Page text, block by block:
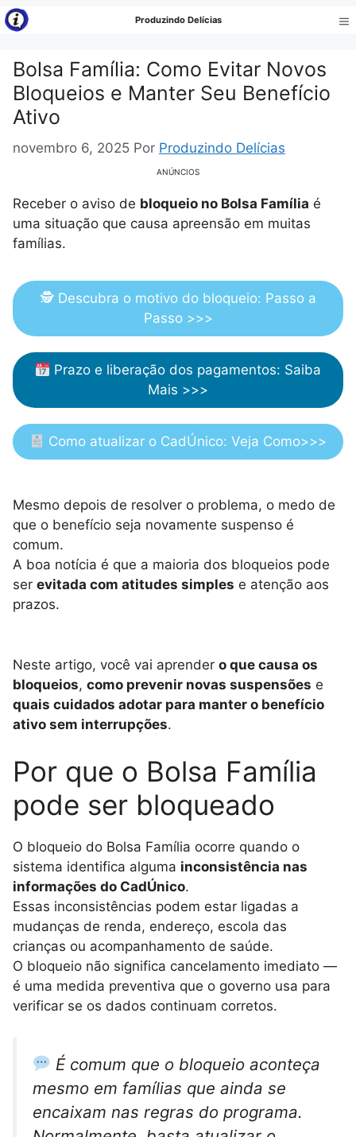
Pular
para
conteúdo
Produzindo Delícias
Bolsa Família: Como Evitar Novos
Bloqueios e Manter Seu Benefício
Ativo
novembro 6, 2025 Por Produzindo Delícias
ANÚNCIOS
Receber o aviso de bloqueio no Bolsa Família é
uma situação que causa apreensão em muitas
famílias.
🕵️ Descubra o motivo do bloqueio: Passo a
Passo >>>
Prazo e liberação dos pagamentos: Saiba
Mais >>>
Como atualizar o CadÚnico: Veja Como>>>
Mesmo depois de resolver o problema, o medo de
que o benefício seja novamente suspenso é
comum.
A boa notícia é que a maioria dos bloqueios pode
ser evitada com atitudes simples e atenção aos
prazos.
Neste artigo, você vai aprender o que causa os
bloqueios, como prevenir novas suspensões e
quais cuidados adotar para manter o benefício
ativo sem interrupções.
Por que o Bolsa Família
pode ser bloqueado
O bloqueio do Bolsa Família ocorre quando o
sistema identifica alguma inconsistência nas
informações do CadÚnico.
Essas inconsistências podem estar ligadas a
mudanças de renda, endereço, escola das
crianças ou acompanhamento de saúde.
O bloqueio não significa cancelamento imediato —
é uma medida preventiva que o governo usa para
verificar se os dados continuam corretos.
É comum que o bloqueio aconteça
mesmo em famílias que ainda se
encaixam nas regras do programa.